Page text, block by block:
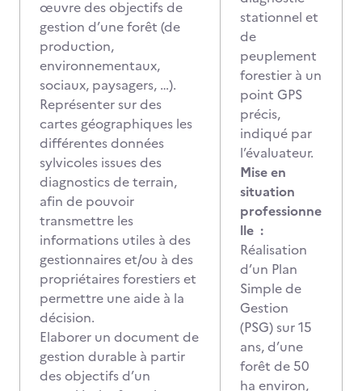
œuvre des objectifs de
gestion d’une forêt (de
production,
environnementaux,
sociaux, paysagers, …).
Représenter sur des
cartes géographiques les
différentes données
sylvicoles issues des
diagnostics de terrain,
afin de pouvoir
transmettre les
informations utiles à des
gestionnaires et/ou à des
propriétaires forestiers et
permettre une aide à la
décision.
Elaborer un document de
gestion durable à partir
des objectifs d’un
stationnel et
de
peuplement
forestier à un
point GPS
précis,
indiqué par
l’évaluateur.
Mise en
situation
professionne
lle :
Réalisation
d’un Plan
Simple de
Gestion
(PSG) sur 15
ans, d’une
forêt de 50
ha environ,